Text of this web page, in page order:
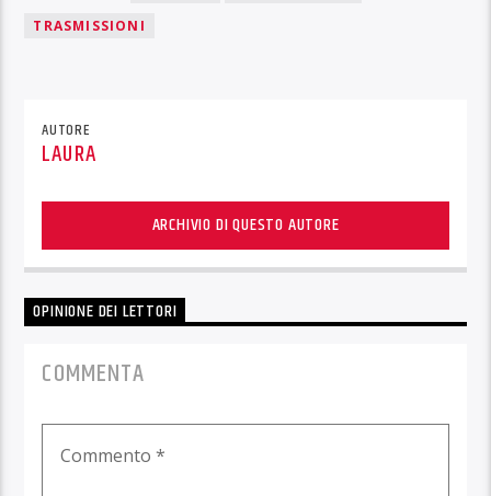
TRASMISSIONI
AUTORE
LAURA
ARCHIVIO DI QUESTO AUTORE
OPINIONE DEI LETTORI
COMMENTA